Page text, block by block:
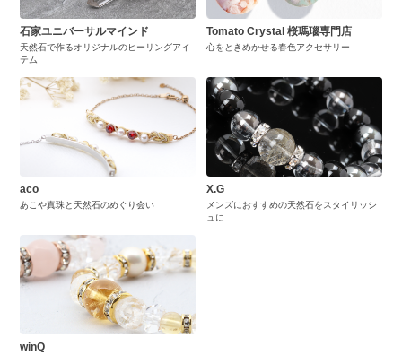
石家ユニバーサルマインド
天然石で作るオリジナルのヒーリングアイ
テム
Tomato Crystal 桜瑪瑙専門店
心をときめかせる春色アクセサリー
aco
あこや真珠と天然石のめぐり会い
X.G
メンズにおすすめの天然石をスタイリッシ
ュに
winQ